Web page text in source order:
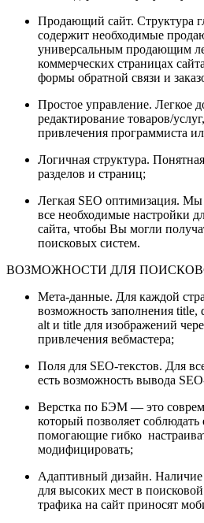
Продающий сайт. Структура
содержит необходимые
универсальным продающим
коммерческих страницах
формы обратной связи и
Простое управление. Легкое
редактирование товаров/
привлечения программиста
Логичная структура.
разделов и страниц;
Легкая SEO оптимизация.
все необходимые настройки
сайта, чтобы Вы могли
поисковых систем.
ВОЗМОЖНОСТИ ДЛЯ
Мета-данные. Для каждой
возможность заполнения title,
alt и title для изображений
привлечения вебмастера;
Поля для SEO-текстов. Для
есть возможность вывода
Верстка по БЭМ — это
который позволяет
помогающие гибко
модифицировать;
Адаптивный дизайн. Наличие
для высоких мест в
трафика на сайт приносят